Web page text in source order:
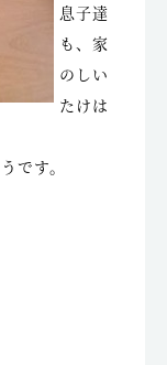
息子達
も、家
のしい
たけは
です。